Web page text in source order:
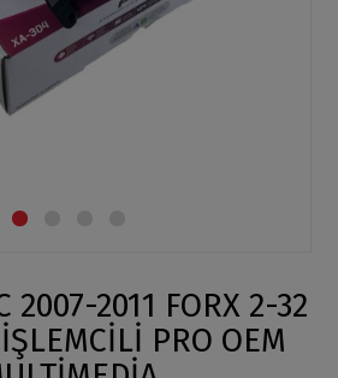
2007-2011 FORX 2-32
PRO OEM